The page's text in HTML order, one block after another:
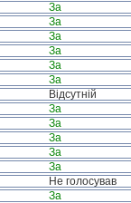
За
За
За
За
За
За
Відсутній
За
За
За
За
За
Не голосував
За